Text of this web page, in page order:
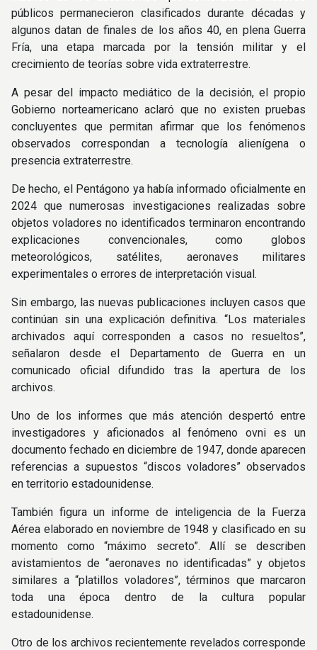
públicos permanecieron clasificados durante décadas y
algunos datan de finales de los años 40, en plena Guerra
Fría, una etapa marcada por la tensión militar y el
crecimiento de teorías sobre vida extraterrestre.
A pesar del impacto mediático de la decisión, el propio
Gobierno norteamericano aclaró que no existen pruebas
concluyentes que permitan afirmar que los fenómenos
observados correspondan a tecnología alienígena o
presencia extraterrestre.
De hecho, el Pentágono ya había informado oficialmente en
2024 que numerosas investigaciones realizadas sobre
objetos voladores no identificados terminaron encontrando
explicaciones convencionales, como globos
meteorológicos, satélites, aeronaves militares
experimentales o errores de interpretación visual.
Sin embargo, las nuevas publicaciones incluyen casos que
continúan sin una explicación definitiva. “Los materiales
archivados aquí corresponden a casos no resueltos”,
señalaron desde el Departamento de Guerra en un
comunicado oficial difundido tras la apertura de los
archivos.
Uno de los informes que más atención despertó entre
investigadores y aficionados al fenómeno ovni es un
documento fechado en diciembre de 1947, donde aparecen
referencias a supuestos “discos voladores” observados
en territorio estadounidense.
También figura un informe de inteligencia de la Fuerza
Aérea elaborado en noviembre de 1948 y clasificado en su
momento como “máximo secreto”. Allí se describen
avistamientos de “aeronaves no identificadas” y objetos
similares a “platillos voladores”, términos que marcaron
toda una época dentro de la cultura popular
estadounidense.
Otro de los archivos recientemente revelados corresponde